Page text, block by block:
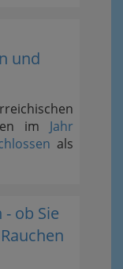
und
im Jahr
als
ob Sie